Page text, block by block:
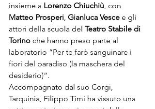
insieme a Lorenzo Chiuchiù, con
Matteo Prosperi, Gianluca Vesce e gli
attori della scuola del Teatro Stabile di
Torino che hanno preso parte al
laboratorio “Per te farò sanguinare i
fiori del paradiso (la maschera del
desiderio)”.
Accompagnato dal suo Corgi,
Tarquinia, Filippo Timi ha vissuto una